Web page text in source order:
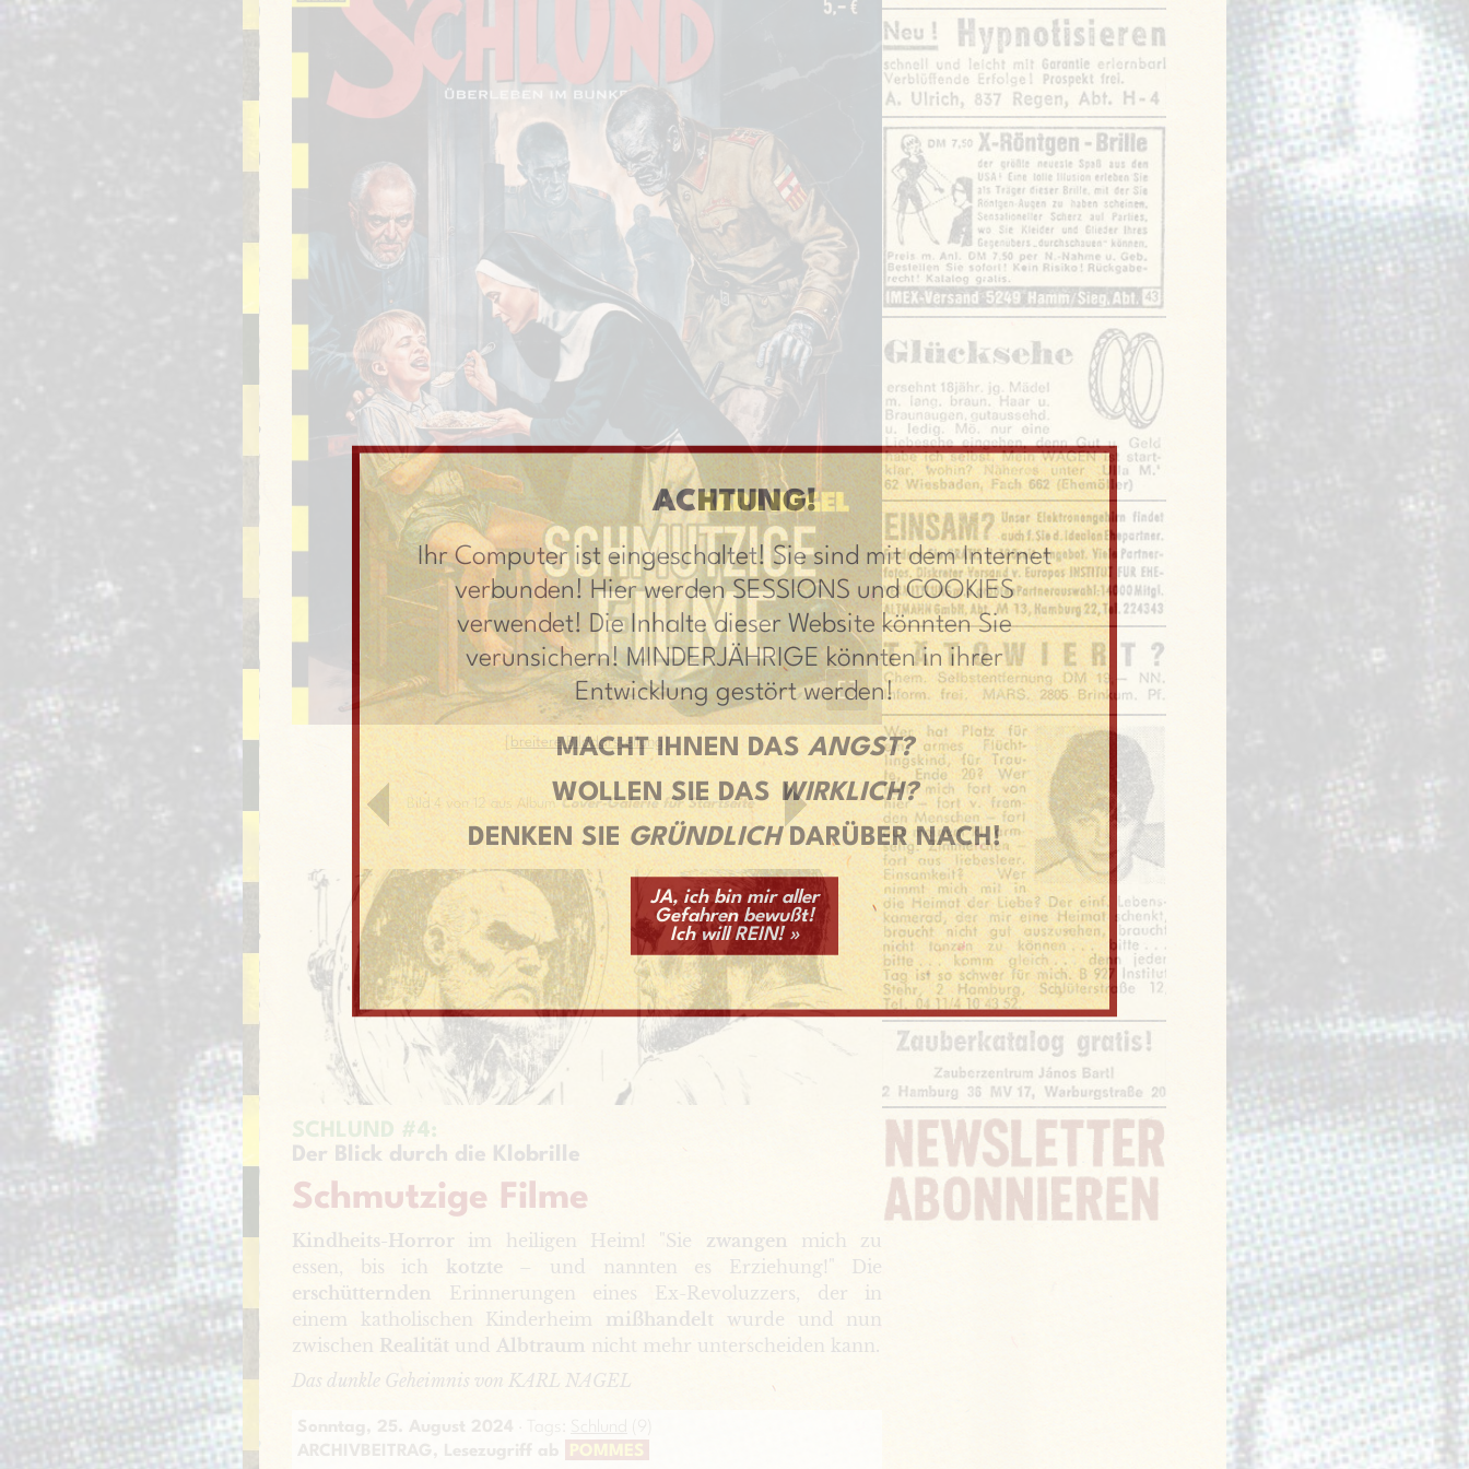
[breitere Bilddarstellung
Bild 4 von 12 aus AlbumCover-Galerie für Startseite
SCHLUND #4:
Der Blick durch die Klobrille
Schmutzige Filme
Kindheits-Horror im heiligen Heim! "Sie zwangen mich zu
essen, bis ich
kotzte – und nannten es Erziehung!" Die
erschütternden Erinnerungen eines Ex-Revoluzzers, der in
einem katholischen Kinderheim mißhandelt wurde und nun
zwischen Realität und Albtraum nicht mehr unterscheiden kann.
Das dunkle Geheimnis von KARL NAGEL
Sonntag, 25. August 2024
ARCHIVBEITRAG, Lesezugriff ab
POMMES
ACHTUNG!
Ihr Computer ist eingeschaltet! Sie sind mit dem Internet
verbunden! Hier werden SESSIONS und COOKIES
verwendet! Die Inhalte dieser Website könnten Sie
verunsichern! MINDERJÄHRIGE könnten in ihrer
Entwicklung gestört werden!
MACHT IHNEN DASANGST?
WOLLEN SIE DASWIRKLICH?
DENKEN SIE GRÜNDLICHDARÜBER NACH!
JA, ich bin mir aller
Gefahren bewußt!
Ich will REIN! »